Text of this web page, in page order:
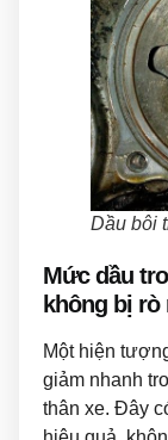
Dầu bôi
Mức dầu
không bị rò
Một hiện
giảm nhanh
thân xe. Đây